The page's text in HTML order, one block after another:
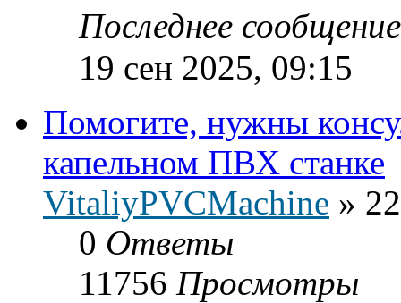
Последнее
19 сен 2025, 09:15
Помогите, нужны
капельном ПВХ станке
VitaliyPVCMachine »
0 Ответы
11756 Просмотры